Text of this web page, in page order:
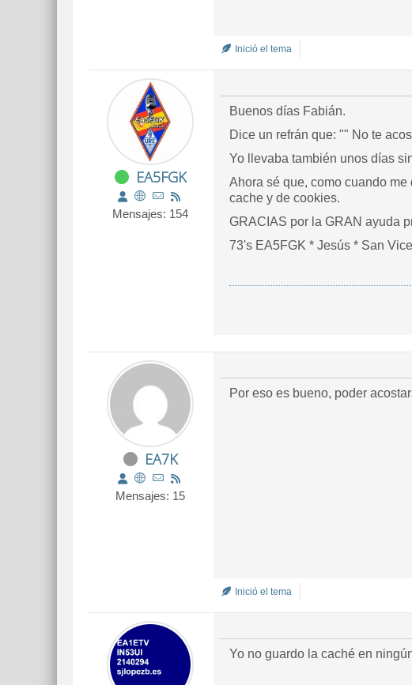
Inició el tema
EA5FGK
Mensajes: 154
Buenos días Fabián.
Dice un refrán que: "" No te
Yo llevaba también unos días
Ahora sé que, como cuando me
cache y de cookies.
GRACIAS por la GRAN ayuda
73's EA5FGK * Jesús * San
EA7K
Mensajes: 15
Por eso es bueno, poder
Inició el tema
Yo no guardo la caché en